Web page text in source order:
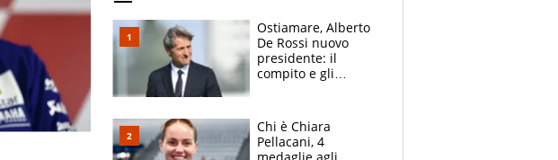
Ostiamare, Alberto
De Rossi nuovo
presidente: il
compito e gli
Chi è Chiara
Pellacani, 4